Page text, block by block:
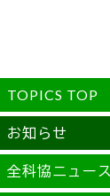
TOPICS TOP
お知らせ
全科協ニュース